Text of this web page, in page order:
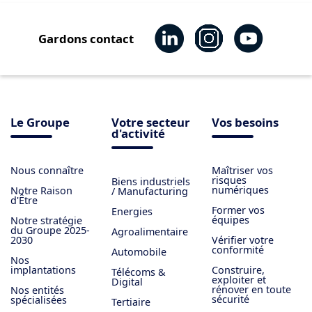
Gardons contact
Le Groupe
Nous connaître
Notre Raison
d'Être
Notre stratégie
du Groupe 2025-
2030
Nos
implantations
Nos entités
spécialisées
Votre secteur
d'activité
Biens industriels
/ Manufacturing
Energies
Agroalimentaire
Automobile
Télécoms &
Digital
Tertiaire
Vos besoins
Maîtriser vos
risques
numériques
Former vos
équipes
Vérifier votre
conformité
Construire,
exploiter et
rénover en toute
sécurité